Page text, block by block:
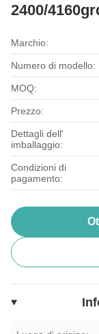
2400/
Marchio:
Numero di modello:
MOQ:
Prezzo:
Dettagli dell'
imballaggio:
Condizioni di
pagamento: